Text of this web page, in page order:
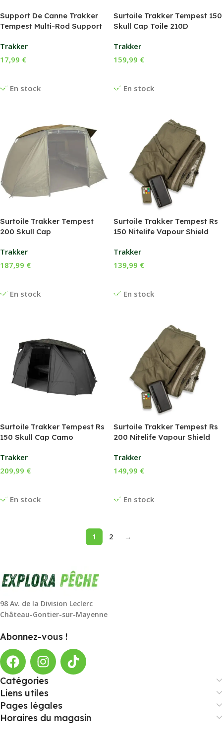
Support De Canne Trakker
Tempest Multi-Rod Support
Trakker
En stock
17,99 €
Surtoile Trakker Tempest 150
Skull Cap Toile 210D
Trakker
En stock
159,99 €
Surtoile Trakker Tempest
200 Skull Cap
Trakker
En stock
187,99 €
Surtoile Trakker Tempest Rs
150 Nitelife Vapour Shield
Trakker
En stock
139,99 €
Surtoile Trakker Tempest Rs
150 Skull Cap Camo
Trakker
En stock
209,99 €
Surtoile Trakker Tempest Rs
200 Nitelife Vapour Shield
Trakker
En stock
149,99 €
1 2 →
98 Av. de la Division Leclerc
Château-Gontier-sur-Mayenne
Abonnez-vous !
Catégories
Liens utiles
Pages légales
Horaires du magasin